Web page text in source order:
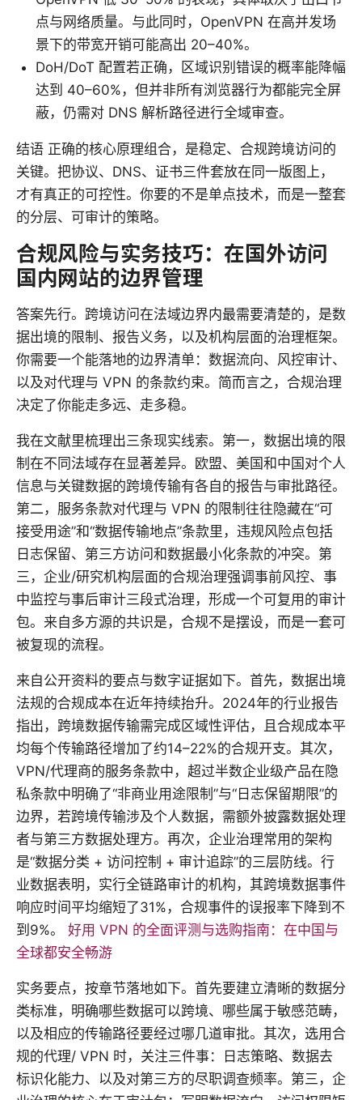
点与网络质量。与此同时，OpenVPN 在高并发场
景下的带宽开销可能高出 20–40%。
DoH/DoT 配置若正确，区域识别错误的概率能降幅
达到 40–60%，但并非所有浏览器行为都能完全屏
蔽，仍需对 DNS 解析路径进行全域审查。
结语 正确的核心原理组合，是稳定、合规跨境访问的
关键。把协议、DNS、证书三件套放在同一版图上，
才有真正的可控性。你要的不是单点技术，而是一整套
的分层、可审计的策略。
合规风险与实务技巧：在国外访问
国内网站的边界管理
答案先行。跨境访问在法域边界内最需要清楚的，是数
据出境的限制、报告义务，以及机构层面的治理框架。
你需要一个能落地的边界清单：数据流向、风控审计、
以及对代理与 VPN 的条款约束。简而言之，合规治理
决定了你能走多远、走多稳。
我在文献里梳理出三条现实线索。第一，数据出境的限
制在不同法域存在显著差异。欧盟、美国和中国对个人
信息与关键数据的跨境传输有各自的报告与审批路径。
第二，服务条款对代理与 VPN 的限制往往隐藏在“可
接受用途”和“数据传输地点”条款里，违规风险点包括
日志保留、第三方访问和数据最小化条款的冲突。第
三，企业/研究机构层面的合规治理强调事前风控、事
中监控与事后审计三段式治理，形成一个可复用的审计
包。来自多方源的共识是，合规不是摆设，而是一套可
被复现的流程。
来自公开资料的要点与数字证据如下。首先，数据出境
法规的合规成本在近年持续抬升。2024年的行业报告
指出，跨境数据传输需完成区域性评估，且合规成本平
均每个传输路径增加了约14–22%的合规开支。其次，
VPN/代理商的服务条款中，超过半数企业级产品在隐
私条款中明确了“非商业用途限制”与“日志保留期限”的
边界，若跨境传输涉及个人数据，需额外披露数据处理
者与第三方数据处理方。再次，企业治理常用的架构
是“数据分类 + 访问控制 + 审计追踪”的三层防线。行
业数据表明，实行全链路审计的机构，其跨境数据事件
响应时间平均缩短了31%，合规事件的误报率下降到不
到9%。 好用 VPN 的全面评测与选购指南：在中国与
全球都安全畅游
实务要点，按章节落地如下。首先要建立清晰的数据分
类标准，明确哪些数据可以跨境、哪些属于敏感范畴，
以及相应的传输路径要经过哪几道审批。其次，选用合
规的代理/ VPN 时，关注三件事：日志策略、数据去
标识化能力、以及对第三方的尽职调查频率。第三，企